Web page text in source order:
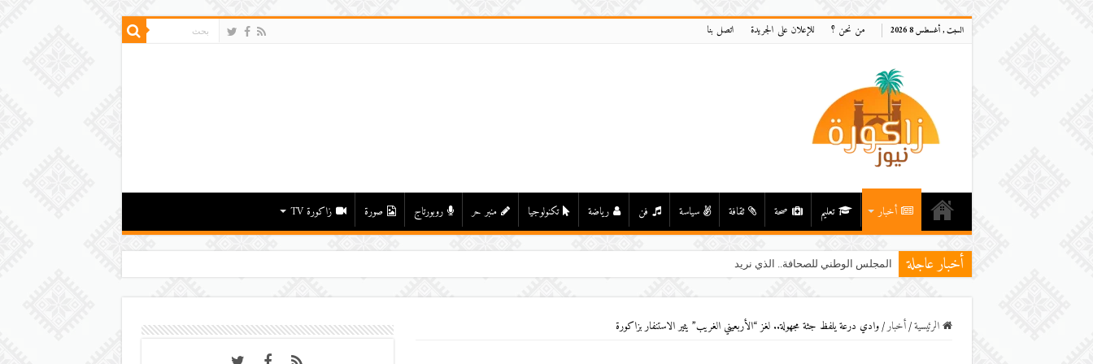
السبت , أغسطس 8 2026 من نحن ؟ للإعلان على الجريدة اتصل بنا
أخبار تعليم صحة ثقافة سياسة فن رياضة تكنولوجيا منبر حر روبورتاج صورة زاكورة TV
أخبار عاجلة المجلس الوطني للصحافة.. الذي نريد
الرئيسية/أخبار/وادي درعة يلفظ جثة مجهولة.. لغز “الأربعيني الغريب” يثير الاستنفار بزاكورة